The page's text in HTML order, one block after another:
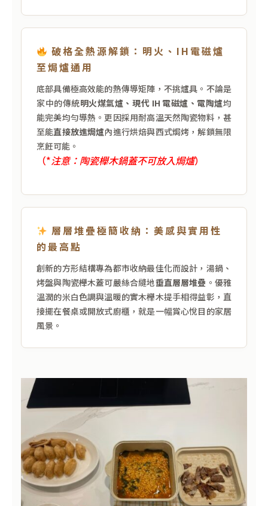
破格全熱源解鎖：明火、IH電磁爐
至焗爐通用
底部具備極高效能的熱傳導矩陣，不挑爐具。不論是
家中的傳統明火煤氣爐、現代 IH 電磁爐、電陶爐均
能完美均勻導熱。更因採用耐高溫天然陶瓷物料，甚
至能直接放進焗爐內進行烘焙與西式焗烤，解鎖無限
烹飪可能。
（*注意：陶瓷櫸木鍋蓋不可放入焗爐）
層層堆疊極簡收納：美感與實用性
的最高點
創新的方形結構專為都市收納最佳化而設計，湯鍋、
烤盤與陶瓷櫸木蓋可嚴絲合縫地垂直層層堆疊 。優雅
溫潤的米白色調與溫暖的實木櫸木提手相得益彰，直
接擺在餐桌或開放式廚櫃，就是一幅賞心悅目的家居
風景。